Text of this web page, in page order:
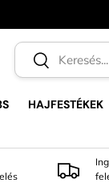
Keresés
Keresés
HAJFESTÉKEK